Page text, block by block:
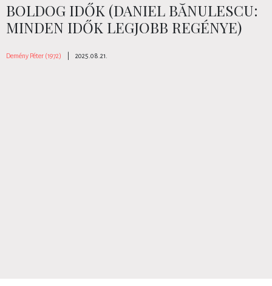
BOLDOG IDŐK (DANIEL BĂNULESCU:
MINDEN IDŐK LEGJOBB REGÉNYE)
Demény Péter (1972) 2025.08.21.